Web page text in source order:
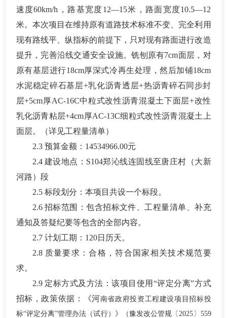
速度60km/h，路基宽度12—15米，路面宽度10.5—12
米。 本次项目在维持原有道路技术标准不变、完全利用
现有路线平、纵指标的前提下，只对现有路面进行改造
提升，完善沿线交通安全设施。铣刨原有7cm面层，对
原有基层进行18cm厚深式冷再生处理，然后加铺18cm
水泥稳定碎石基层+乳化沥青透层+热沥青碎石同步封
层+5cm厚AC-16C中粒式改性沥青混凝土下面层+改性
乳化沥青粘层+4cm厚AC-13C细粒式改性沥青混凝土上
面层。
（详见工程量清单）
2.3 预算金额： 14534966.00元
2.4 建设地点： S104郑沁线连固线至唐庄村（大新
河路）段
2.5 标段划分：本项目共设一个标段。
2.6 招标范围：包含招标文件、工程量清单、补充
通知及答疑纪要等包含的全部内容。
2.7 计划工期： 120日历天。
2.8 质量要求：合格，符合国家相关技术规范要
求。
2.9 定标方式及方法：该项目使用 “评定分离”方式
招标，政策依据：《河南省政府投资工程建设项目招标投
标“评定分离”管理办法（试行）》（豫发改公管规〔2025〕559